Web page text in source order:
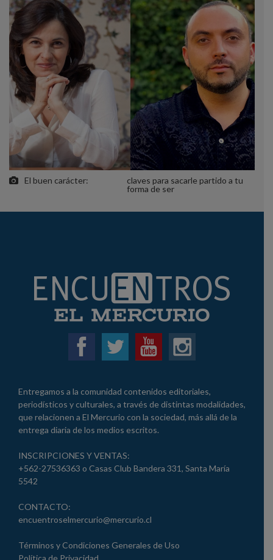
El buen carácter:
claves para sacarle partido a tu
forma de ser
Entregamos a la comunidad contenidos editoriales,
periodísticos y culturales, a través de distintas modalidades,
que relacionen a El Mercurio con la sociedad, más allá de la
entrega diaria de los medios escritos.
INSCRIPCIONES Y VENTAS:
+562-27536363 o Casas Club Bandera 331, Santa María
5542
CONTACTO:
encuentroselmercurio@mercurio.cl
Términos y Condiciones Generales de Uso
Política de Privacidad